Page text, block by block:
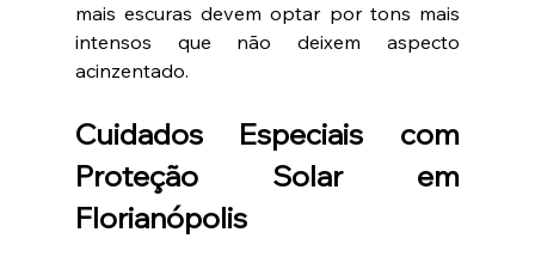
mais escuras devem optar por tons mais
intensos que não deixem aspecto
acinzentado.
Cuidados Especiais com
Proteção Solar em
Florianópolis